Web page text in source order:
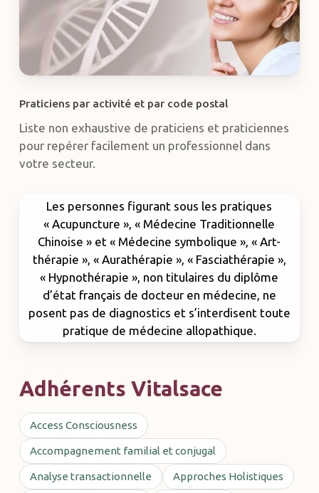
Praticiens par activité et par code postal
Liste non exhaustive de praticiens et praticiennes
pour repérer facilement un professionnel dans
votre secteur.
Les personnes figurant sous les pratiques
« Acupuncture », « Médecine Traditionnelle
Chinoise » et « Médecine symbolique », « Art-
thérapie », « Aurathérapie », « Fasciathérapie »,
« Hypnothérapie », non titulaires du diplôme
d’état français de docteur en médecine, ne
posent pas de diagnostics et s’interdisent toute
pratique de médecine allopathique.
Adhérents Vitalsace
Access Consciousness
Accompagnement familial et conjugal
Analyse transactionnelle Approches Holistiques